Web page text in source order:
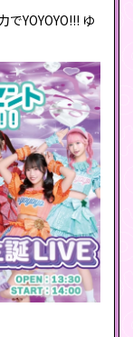
YOYOYO!!! ゆ